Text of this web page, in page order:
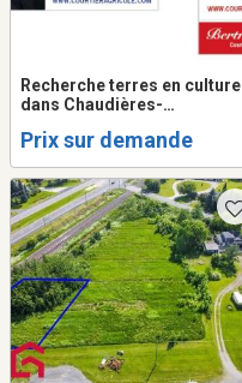
Recherche terres en culture
dans Chaudières-
producteurs agricoles
Prix sur demande